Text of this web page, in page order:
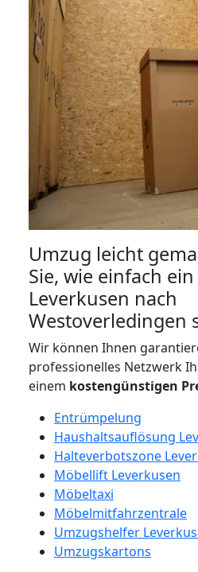
Umzug leicht
Sie, wie einfach
Leverkusen nach
Westoverledingen
Wir können Ihnen
professionelles Netzwerk
einem kostengünstigen
Entrümpelung
Haushaltsauflösung
Halteverbotszone
Möbellift Leverkusen
Möbeltaxi
Möbelmitfahrzentrale
Umzugshelfer
Umzugskartons